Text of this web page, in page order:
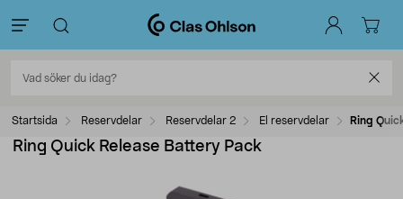
Startsida Reservdelar Reservdelar 2 El reservdelar Ring
Ring Quick Release Battery Pack